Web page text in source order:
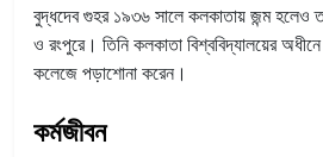
বুদ্ধদেব গুহর ১৯৩৬ সালে কলকাতায় জন্ম হলেও
ও রংপুরে। তিনি কলকাতা বিশ্ববিদ্যালয়ের অধীনে
কলেজে পড়াশোনা করেন।
কর্মজীবন